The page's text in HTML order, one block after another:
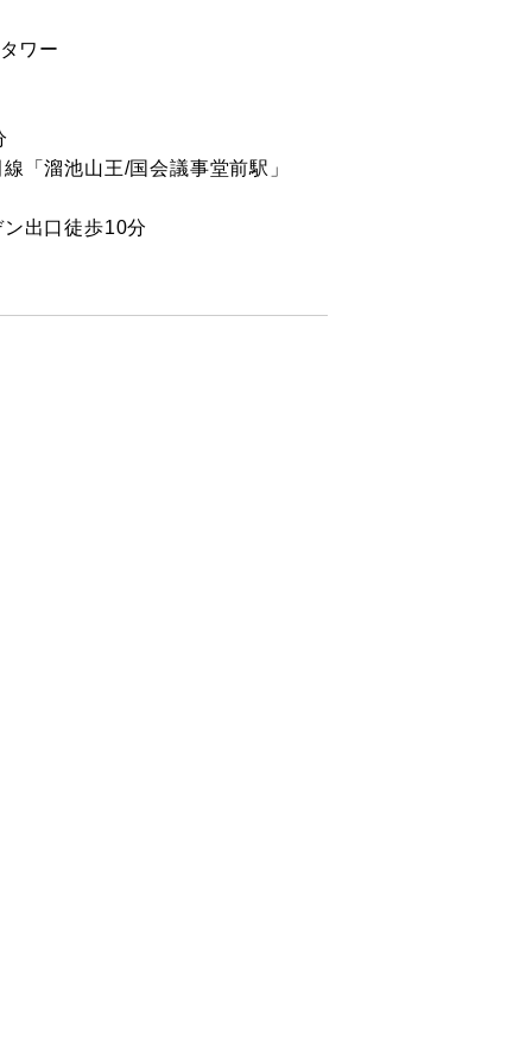
ワー
「溜池山王/国会議事堂前駅」
出口徒歩10分